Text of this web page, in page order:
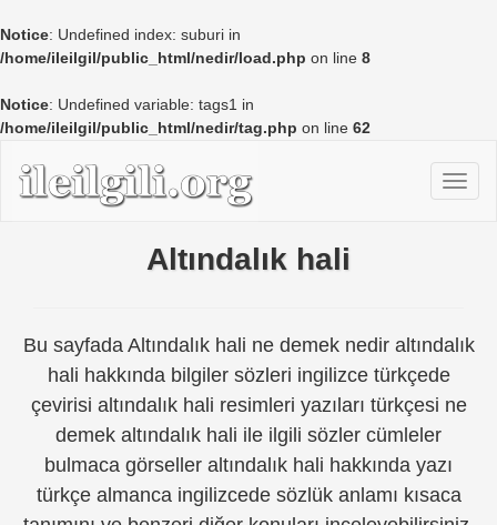
Notice: Undefined index: suburi in
/home/ileilgil/public_html/nedir/load.php on line 8
Notice: Undefined variable: tags1 in
/home/ileilgil/public_html/nedir/tag.php on line 62
Altındalık hali
Bu sayfada Altındalık hali ne demek nedir altındalık
hali hakkında bilgiler sözleri ingilizce türkçede
çevirisi altındalık hali resimleri yazıları türkçesi ne
demek altındalık hali ile ilgili sözler cümleler
bulmaca görseller altındalık hali hakkında yazı
türkçe almanca ingilizcede sözlük anlamı kısaca